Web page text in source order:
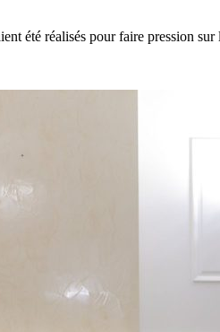
été réalisés pour faire pression